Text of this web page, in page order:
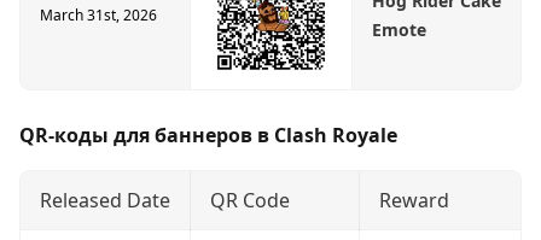
March 31st, 2026
Emote
QR-коды для баннеров в Clash Royale
Released Date QR Code Reward